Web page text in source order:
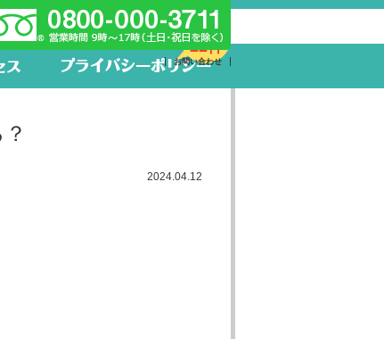
新着求人
22件
お問い合わせ
2024.04.12